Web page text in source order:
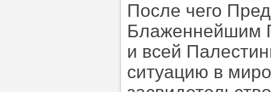
После чего
Блаженнейшим
и всей
ситуацию в